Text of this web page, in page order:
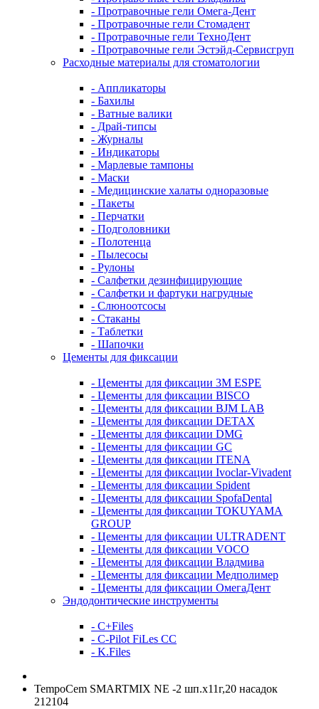
- Протравочные гели Омега-Дент
- Протравочные гели Стомадент
- Протравочные гели ТехноДент
- Протравочные гели Эстэйд-Сервисгруп
Расходные материалы для стоматологии
- Аппликаторы
- Бахилы
- Ватные валики
- Драй-типсы
- Журналы
- Индикаторы
- Марлевые тампоны
- Маски
- Медицинские халаты одноразовые
- Пакеты
- Перчатки
- Подголовники
- Полотенца
- Пылесосы
- Рулоны
- Салфетки дезинфицирующие
- Салфетки и фартуки нагрудные
- Слюноотсосы
- Стаканы
- Таблетки
- Шапочки
Цементы для фиксации
- Цементы для фиксации 3M ESPE
- Цементы для фиксации BISCO
- Цементы для фиксации BJM LAB
- Цементы для фиксации DETAX
- Цементы для фиксации DMG
- Цементы для фиксации GC
- Цементы для фиксации ITENA
- Цементы для фиксации Ivoclar-Vivadent
- Цементы для фиксации Spident
- Цементы для фиксации SpofaDental
- Цементы для фиксации TOKUYAMA
GROUP
- Цементы для фиксации ULTRADENT
- Цементы для фиксации VOCO
- Цементы для фиксации Владмива
- Цементы для фиксации Медполимер
- Цементы для фиксации ОмегаДент
Эндодонтические инструменты
- C+Files
- C-Pilot FiLes CC
- K.Files
TempoCem SMARTMIX NE -2 шп.х11г,20 насадок
212104